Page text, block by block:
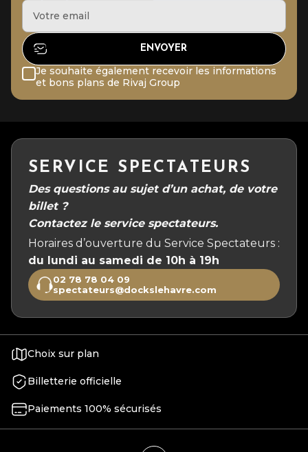
Je souhaite également recevoir les informations
et bons plans de Rivaj Group
SERVICE SPECTATEURS
Des questions au sujet d’un achat, de votre
billet ?
Contactez le service spectateurs.
Horaires d’ouverture du Service Spectateurs :
du lundi au samedi de 10h à 19h
02 78 78 04 09
spectateurs@dockslehavre.com
Choix sur plan
Billetterie officielle
Paiements 100% sécurisés